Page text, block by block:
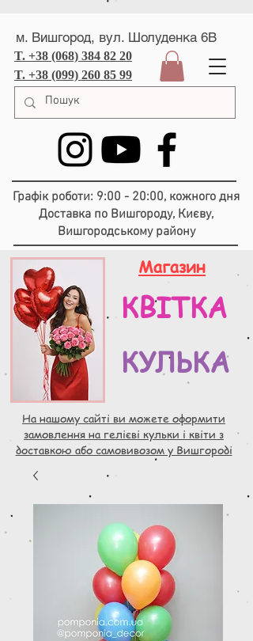
м. Вишгород, вул. Шолуденка 6В
T. +38 (068) 384 82 20
T. +38 (099) 260 85 99
Графік роботи: 9:00 - 20:00, кожного дня
Доставка по Вишгороду, Києву,
Вишгородському району
Магазин
КВІТКА
КУЛЬКА
На нашому сайті ви можете оформити
замовлення на гелієві кульки і квіти з
доставкою або самовивозом у Вишгороді